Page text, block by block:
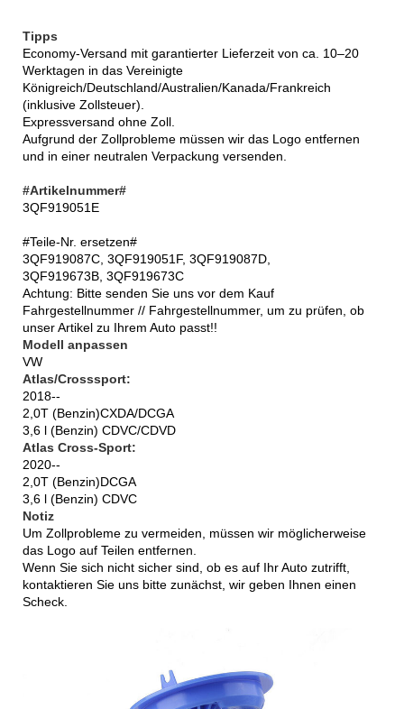
Tipps
Economy-Versand mit garantierter Lieferzeit von ca. 10–20
Werktagen in das Vereinigte
Königreich/Deutschland/Australien/Kanada/Frankreich
(inklusive Zollsteuer).
Expressversand ohne Zoll.
Aufgrund der Zollprobleme müssen wir das Logo entfernen
und in einer neutralen Verpackung versenden.
#Artikelnummer#
3QF919051E
#Teile-Nr. ersetzen#
3QF919087C, 3QF919051F, 3QF919087D,
3QF919673B, 3QF919673C
Achtung: Bitte senden Sie uns vor dem Kauf
Fahrgestellnummer // Fahrgestellnummer, um zu prüfen, ob
unser Artikel zu Ihrem Auto passt!!
Modell anpassen
VW
Atlas/Crosssport:
2018--
2,0T (Benzin)CXDA/DCGA
3,6 l (Benzin) CDVC/CDVD
Atlas Cross-Sport:
2020--
2,0T (Benzin)DCGA
3,6 l (Benzin) CDVC
Notiz
Um Zollprobleme zu vermeiden, müssen wir möglicherweise
das Logo auf Teilen entfernen.
Wenn Sie sich nicht sicher sind, ob es auf Ihr Auto zutrifft,
kontaktieren Sie uns bitte zunächst, wir geben Ihnen einen
Scheck.